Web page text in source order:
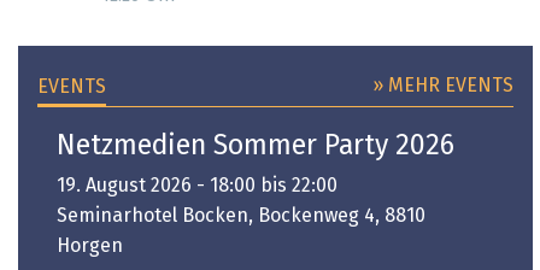
EVENTS » MEHR EVENTS
Netzmedien Sommer Party 2026
19. August 2026 - 18:00 bis 22:00
Seminarhotel Bocken, Bockenweg 4, 8810
Horgen